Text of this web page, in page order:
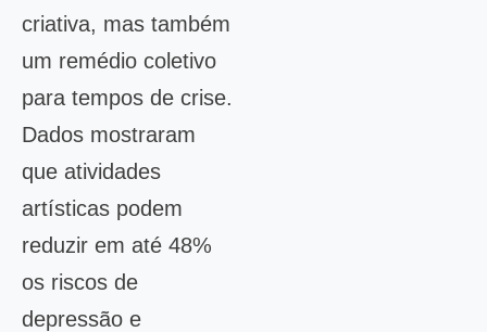
criativa, mas também
um remédio coletivo
para tempos de crise.
Dados mostraram
que atividades
artísticas podem
reduzir em até 48%
os riscos de
depressão e